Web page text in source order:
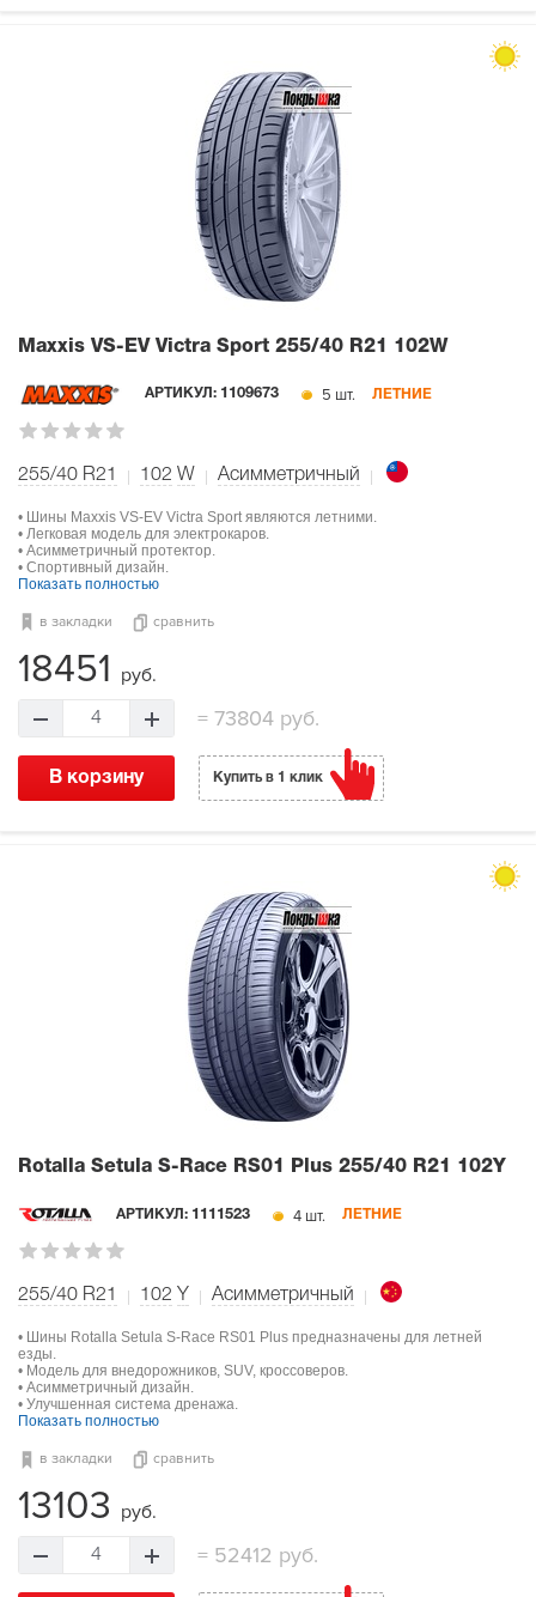
Maxxis VS-EV Victra Sport 255/40 R21 102W
АРТИКУЛ: 1109673 5 шт. ЛЕТНИЕ
255/40 R21 102 W Асимметричный
• Шины Maxxis VS-EV Victra Sport являются летними.
• Легковая модель для электрокаров.
• Асимметричный протектор.
• Спортивный дизайн.
Показать полностью
в закладки сравнить
18451 руб.
4 =73804 руб.
В корзину Купить в 1 клик
Rotalla Setula S-Race RS01 Plus 255/40 R21 102Y
АРТИКУЛ: 1111523 4 шт. ЛЕТНИЕ
255/40 R21 102 Y Асимметричный
• Шины Rotalla Setula S-Race RS01 Plus предназначены для летней
езды.
• Модель для внедорожников, SUV, кроссоверов.
• Асимметричный дизайн.
• Улучшенная система дренажа.
Показать полностью
в закладки сравнить
13103 руб.
4 = 52412 руб.